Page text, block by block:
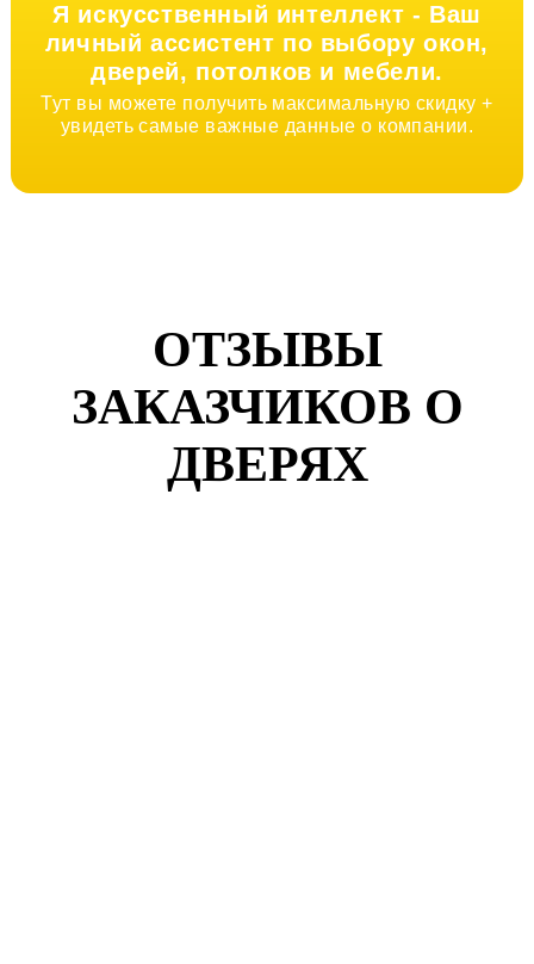
Я искусственный интеллект - Ваш
личный ассистент по выбору окон,
дверей, потолков и мебели.
Тут вы можете получить максимальную скидку +
увидеть самые важные данные о компании.
ОТЗЫВЫ
ЗАКАЗЧИКОВ О
ДВЕРЯХ